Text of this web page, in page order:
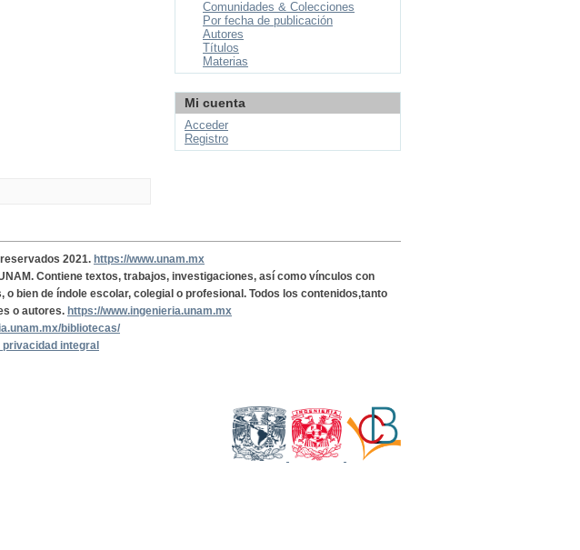
Comunidades & Colecciones
Por fecha de publicación
Autores
Títulos
Materias
Mi cuenta
Acceder
Registro
2021. https://www.unam.mx
Contiene textos, trabajos, investigaciones, así como vínculos con
bien de índole escolar, colegial o profesional. Todos los contenidos,tanto
o autores. https://www.ingenieria.unam.mx
bibliotecas/
integral